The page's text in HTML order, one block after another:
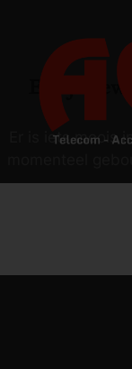
Er zijn
Er is iets moois
momenteel